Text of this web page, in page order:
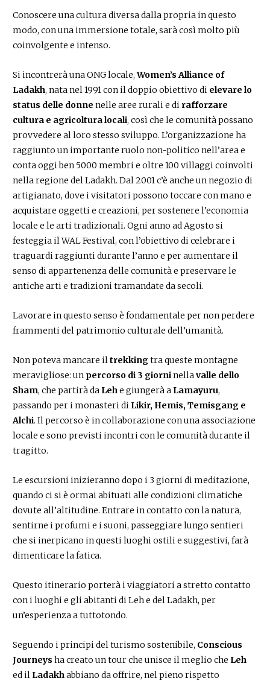
Conoscere una cultura diversa dalla propria in questo
modo, con una immersione totale, sarà così molto più
coinvolgente e intenso.
Si incontrerà una ONG locale,Women’s Alliance of
Ladakh, nata nel 1991 con il doppio obiettivo di elevare lo
status delle donne nelle aree rurali e di rafforzare
cultura e agricoltura locali, così che le comunità possano
provvedere al loro stesso sviluppo. L’organizzazione ha
raggiunto un importante ruolo non-politico nell’area e
conta oggi ben 5000 membri e oltre 100 villaggi coinvolti
nella regione del Ladakh. Dal 2001 c’è anche un negozio di
artigianato, dove i visitatori possono toccare con mano e
acquistare oggetti e creazioni, per sostenere l’economia
locale e le arti tradizionali. Ogni anno ad Agosto si
festeggia il WAL Festival, con l’obiettivo di celebrare i
traguardi raggiunti durante l’anno e per aumentare il
senso di appartenenza delle comunità e preservare le
antiche arti e tradizioni tramandate da secoli.
Lavorare in questo senso è fondamentale per non perdere
frammenti del patrimonio culturale dell’umanità.
Non poteva mancare iltrekkingtra queste montagne
meravigliose: un percorso di 3 giorninellavalle dello
Sham, che partirà da Lehe giungerà a Lamayuru,
passando per i monasteri di Likir, Hemis, Temisgang e
Alchi. Il percorso è in collaborazione con una associazione
locale e sono previsti incontri con le comunità durante il
tragitto.
Le escursioni inizieranno dopo i 3 giorni di meditazione,
quando ci si è ormai abituati alle condizioni climatiche
dovute all’altitudine. Entrare in contatto con la natura,
sentirne i profumi e i suoni, passeggiare lungo sentieri
che si inerpicano in questi luoghi ostili e suggestivi, farà
dimenticare la fatica.
Questo itinerario porterà i viaggiatori a stretto contatto
con i luoghi e gli abitanti di Leh e del Ladakh, per
un’esperienza a tuttotondo.
Seguendo i principi del turismo sostenibile, Conscious
Journeys ha creato un tour che unisce il meglio che Leh
ed il Ladakhabbiano da offrire, nel pieno rispetto